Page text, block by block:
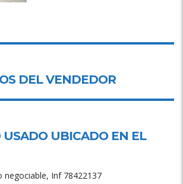
DEL VENDEDOR
USADO UBICADO EN EL
negociable, Inf 78422137